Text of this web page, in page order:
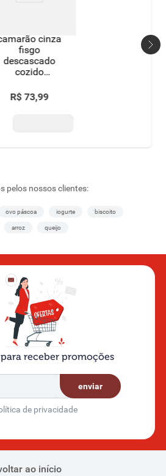
cinza
fisgo
descascado
cozido
100/114 350g
R$ 73,99
pelos nossos clientes:
ovo páscoa iogurte biscoito
arroz queijo
receber promoções
enviar
de privacidade
ao início